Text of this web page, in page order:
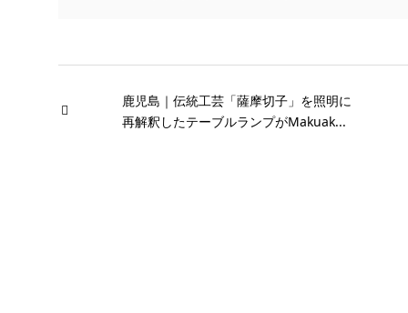
鹿児島｜伝統工芸「薩摩切子」を照明に
再解釈したテーブルランプがMakuak...